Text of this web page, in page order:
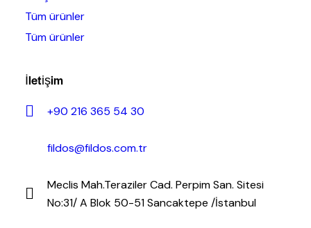
Tüm ürünler
Tüm ürünler
İletişim
+90 216 365 54 30
fildos@fildos.com.tr
Meclis Mah.Teraziler Cad. Perpim San. Sitesi
No:31/ A Blok 50-51 Sancaktepe /İstanbul